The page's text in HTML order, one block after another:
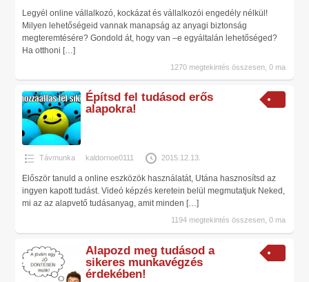
Legyél online vállalkozó, kockázat és vállalkozói engedély nélkül!
Milyen lehetőségeid vannak manapság az anyagi biztonság
megteremtésére? Gondold át, hogy van –e egyáltalán lehetőséged?
Ha otthoni […]
1270 megtekintés összesen, 0 ma
Építsd fel tudásod erős
alapokra!
Távmunka kaldornoe0111 2015.12.13.
Először tanuld a online eszközök használatát, Utána hasznosítsd az
ingyen kapott tudást. Videó képzés keretein belül megmutatjuk Neked,
mi az az alapvető tudásanyag, amit minden […]
1194 megtekintés összesen, 0 ma
Alapozd meg tudásod a
sikeres munkavégzés
érdekében!